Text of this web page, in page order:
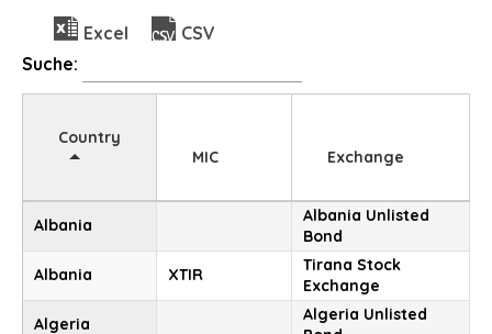
Excel
CSV
Suche:
Country
MIC
Exchange
Albania
Albania Unlisted
Bond
Albania
XTIR
Tirana Stock
Exchange
Algeria
Algeria Unlisted